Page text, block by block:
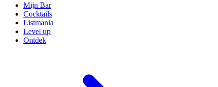
Mijn Bar
Cocktails
Listmania
Level up
Ontdek